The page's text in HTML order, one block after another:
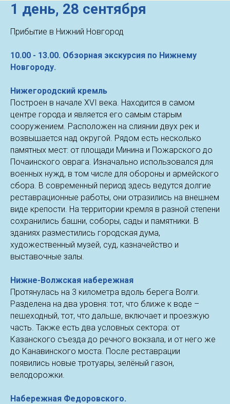
1 день, 28 сентября
Прибытие в Нижний Новгород
10.00 - 13.00. Обзорная экскурсия по Нижнему
Новгороду.
Нижегородский кремль
Построен в начале XVI века. Находится в самом
центре города и является его самым старым
сооружением. Расположен на слиянии двух рек и
возвышается над округой. Рядом есть несколько
памятных мест: от площади Минина и Пожарского до
Почаинского оврага. Изначально использовался для
военных нужд, в том числе для обороны и армейского
сбора. В современный период здесь ведутся долгие
реставрационные работы, они отразились на внешнем
виде крепости. На территории кремля в разной степени
сохранились башни, соборы, сады и памятники. В
зданиях разместились городская дума,
художественный музей, суд, казначейство и
выставочные залы.
Нижне-Волжская набережная
Протянулась на 3 километра вдоль берега Волги.
Разделена на два уровня: тот, что ближе к воде –
пешеходный, тот, что дальше, включает и проезжую
часть. Также есть два условных сектора: от
Казанского съезда до речного вокзала, и от него же
до Канавинского моста. После реставрации
появились новые тротуары, зелёный газон,
велодорожки.
Набережная Федоровского.